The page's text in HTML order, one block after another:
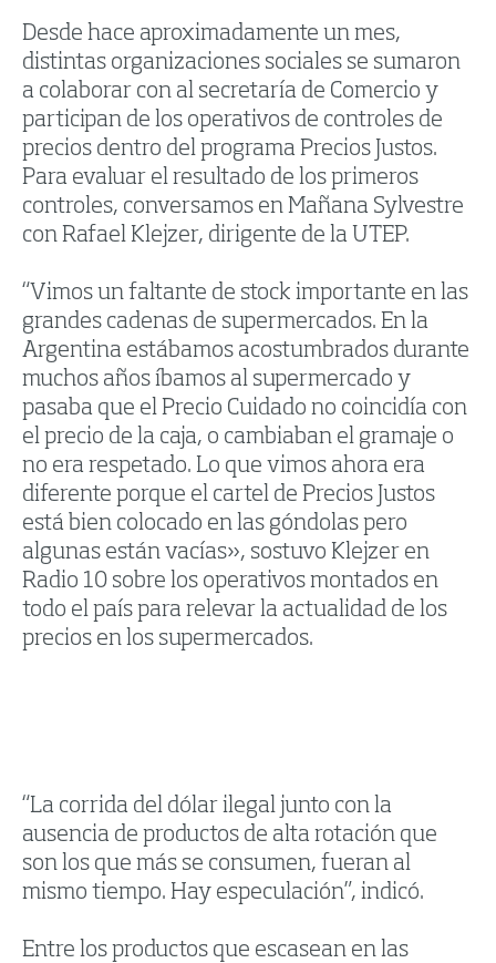
Desde hace aproximadamente un mes,
distintas organizaciones sociales se sumaron
a colaborar con al secretaría de Comercio y
participan de los operativos de controles de
precios dentro del programa Precios Justos.
Para evaluar el resultado de los primeros
controles, conversamos en Mañana Sylvestre
con Rafael Klejzer, dirigente de la UTEP.
“Vimos un faltante de stock importante en las
grandes cadenas de supermercados. En la
Argentina estábamos acostumbrados durante
muchos años íbamos al supermercado y
pasaba que el Precio Cuidado no coincidía con
el precio de la caja, o cambiaban el gramaje o
no era respetado. Lo que vimos ahora era
diferente porque el cartel de Precios Justos
está bien colocado en las góndolas pero
algunas están vacías», sostuvo Klejzer en
Radio 10 sobre los operativos montados en
todo el país para relevar la actualidad de los
precios en los supermercados.
“La corrida del dólar ilegal junto con la
ausencia de productos de alta rotación que
son los que más se consumen, fueran al
mismo tiempo. Hay especulación”, indicó.
Entre los productos que escasean en las